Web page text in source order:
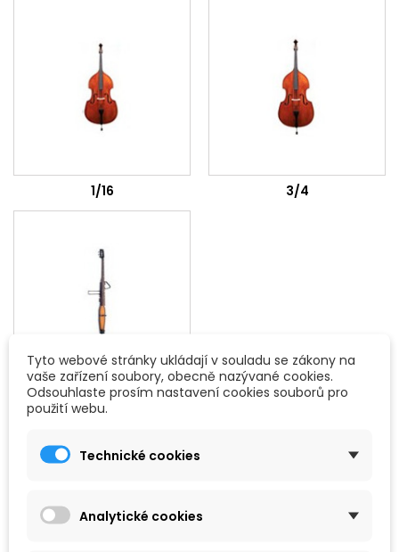
1/16 3/4
ELEKTRICKÉ
Vybrat
Tyto webové stránky ukládají v souladu se zákony na
vaše zařízení soubory, obecně nazývané cookies.
Odsouhlaste prosím nastavení cookies souborů pro
použití webu.
Technické cookies
Analytické cookies